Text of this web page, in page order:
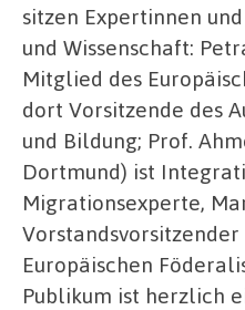
sitzen Expertinnen
und Wissenschaft:
Mitglied des
dort Vorsitzende des
und Bildung; Prof.
Dortmund) ist
Migrationsexperte,
Vorstandsvorsitzender
Europäischen
Publikum ist herzlich